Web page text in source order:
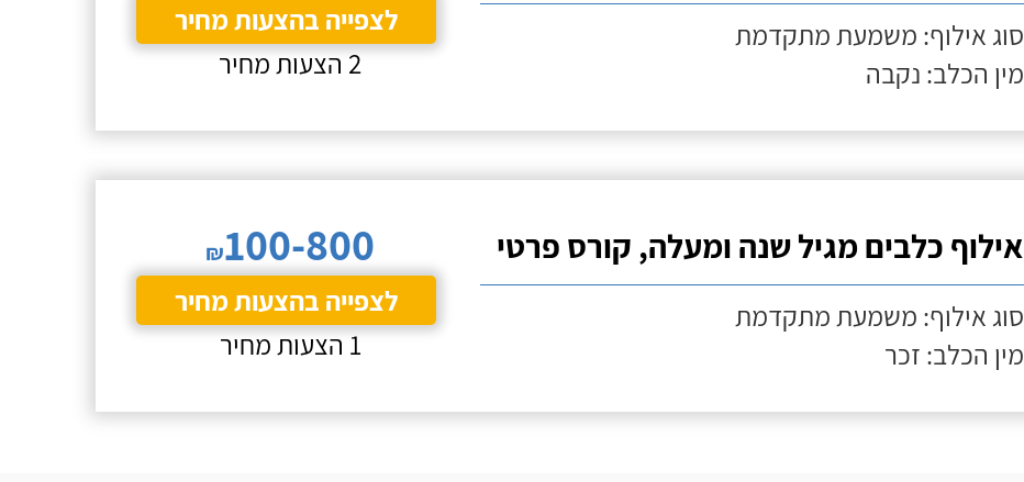
סוג אילוף: משמעת מתקדמת
מין הכלב: נקבה
לצפייה בהצעות מחיר
2 הצעות מחיר
אילוף כלבים מגיל שנה ומעלה, קורס פרטי
סוג אילוף: משמעת מתקדמת
מין הכלב: זכר
₪100-800
לצפייה בהצעות מחיר
1 הצעות מחיר